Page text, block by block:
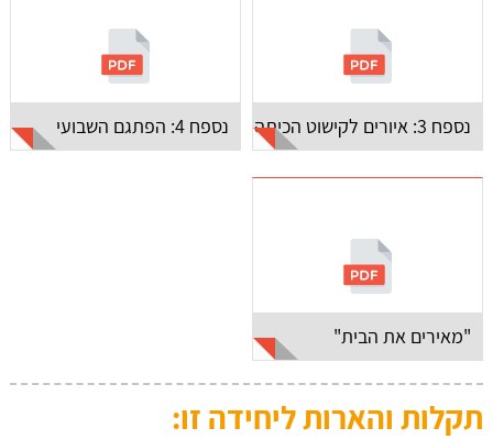
נספח 3: איורים לקישוט הכיתה נספח 4: הפתגם השבועי
"מאירים את הבית"
תקלות והארות ליחידה זו: